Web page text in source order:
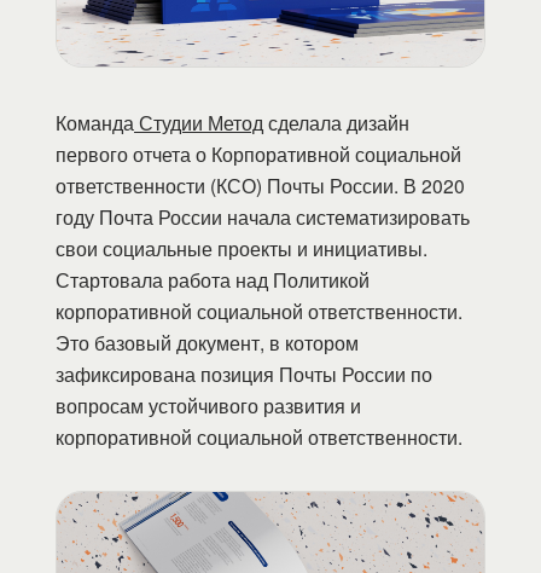
Команда Студии Метод сделала дизайн
первого отчета о Корпоративной социальной
ответственности (КСО) Почты России. В 2020
году Почта России начала систематизировать
свои социальные проекты и инициативы.
Стартовала работа над Политикой
корпоративной социальной ответственности.
Это базовый документ, в котором
зафиксирована позиция Почты России по
вопросам устойчивого развития и
корпоративной социальной ответственности.